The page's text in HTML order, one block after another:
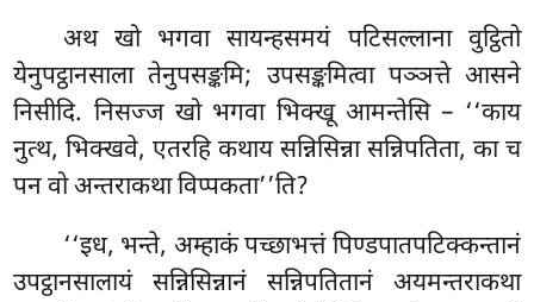
अथ खो भगवा सायन्हसमयं पटिसल्लाना वुट्ठितो
येनुपट्ठानसाला तेनुपसङ्कमि; उपसङ्कमित्वा पञ्ञत्ते आसने
निसीदि. निसज्ज खो भगवा भिक्खू आमन्तेसि – ‘‘काय
नुत्थ, भिक्खवे, एतरहि कथाय सन्निसिन्ना सन्निपतिता, का च
पन वो अन्तराकथा विप्पकता’’ति?
‘‘इध, भन्ते, अम्हाकं पच्छाभत्तं पिण्डपातपटिक्कन्तानं
उपट्ठानसालायं सन्निसिन्नानं सन्निपतितानं अयमन्तराकथा